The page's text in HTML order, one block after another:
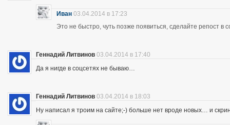
Иван 03.04.2014 в 17:23
Это не быстро, чуть позже появиться, сделайте репост в
Геннадий Литвинов 03.04.2014 в 17:40
Да я нигде в соцсетях не бываю…
Геннадий Литвинов 03.04.2014 в 18:03
Ну написал я троим на сайте;-) больше нет вроде новых… и